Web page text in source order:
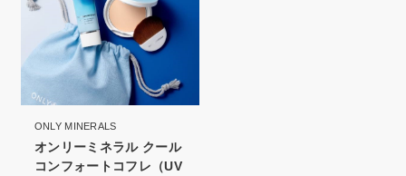
ONLY MINERALS
オンリーミネラル クール
コンフォートコフレ（UV